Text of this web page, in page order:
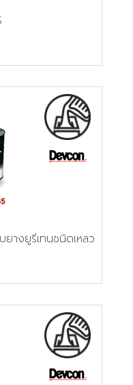
างยูรีเทนชนิดเหลว